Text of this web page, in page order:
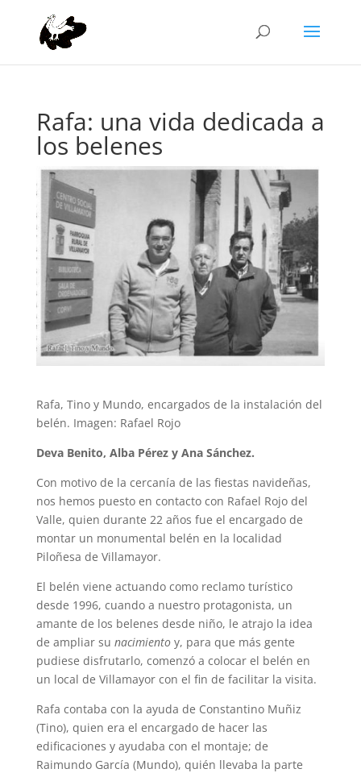
Rafa: una vida dedicada a
los belenes
Rafa, Tino y Mundo, encargados de la instalación del
belén. Imagen: Rafael Rojo
Deva Benito, Alba Pérez y Ana Sánchez.
Con motivo de la cercanía de las fiestas navideñas,
nos hemos puesto en contacto con Rafael Rojo del
Valle, quien durante 22 años fue el encargado de
montar un monumental belén en la localidad
Piloñesa de Villamayor.
El belén viene actuando como reclamo turístico
desde 1996, cuando a nuestro protagonista, un
amante de los belenes desde niño, le atrajo la idea
de ampliar su nacimientoy, para que más gente
pudiese disfrutarlo, comenzó a colocar el belén en
un local de Villamayor con el fin de facilitar la visita.
Rafa contaba con la ayuda de Constantino Muñiz
(Tino), quien era el encargado de hacer las
edificaciones y ayudaba con el montaje; de
Raimundo García (Mundo), quién llevaba la parte